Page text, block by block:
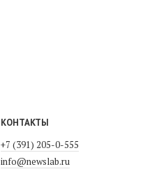
КОНТАКТЫ
+7 (391) 205-0-555
info@newslab.ru